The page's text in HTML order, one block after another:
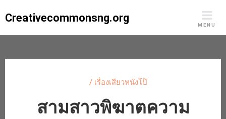
toCreativecommonsng.org
MENU
/ เรื่องเสียวหนังโป๊
สามสาวพิฆาตความ